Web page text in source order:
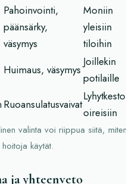
Pahoinvointi,
päänsärky,
väsymys
Moniin
yleisiin
tiloihin
Huimaus, väsymys
Joillekin
potilaille
Ruoansulatusvaivat
oireisiin
valinta voi riippua siitä,
käytät.
ja yhteenveto